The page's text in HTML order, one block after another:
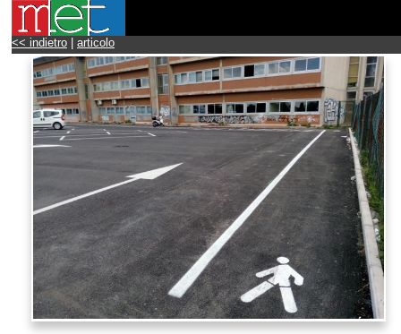
<< indietro articolo